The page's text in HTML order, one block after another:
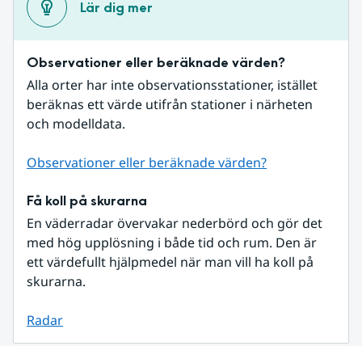
Lär dig mer
Observationer eller beräknade värden?
Alla orter har inte observationsstationer, istället
beräknas ett värde utifrån stationer i närheten
och modelldata.
Observationer eller beräknade värden?
Få koll på skurarna
En väderradar övervakar nederbörd och gör det
med hög upplösning i både tid och rum. Den är
ett värdefullt hjälpmedel när man vill ha koll på
skurarna.
Radar